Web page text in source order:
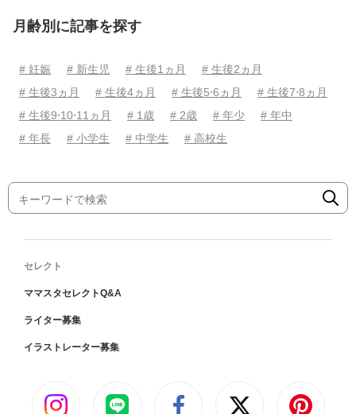
月齢別に記事を探す
# 妊娠 # 新生児 # 生後1ヵ月
# 生後2ヵ月
# 生後3ヵ月
# 生後4ヵ月 # 生後5⋅6ヵ月
# 生後7⋅8ヵ月
# 生後9⋅10⋅11ヵ月
# 1歳 # 2歳 # 年少
# 年中
# 年長
# 小学生 # 中学生 # 高校生
セレクト
ママスタセレクトQ&A
ライター募集
イラストレーター募集